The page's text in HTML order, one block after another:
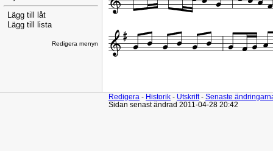
Lägg till låt
Lägg till lista
Redigera menyn
Redigera - Historik - Utskrift- Senaste
Sidan senast ändrad 2011-04-28 20:42